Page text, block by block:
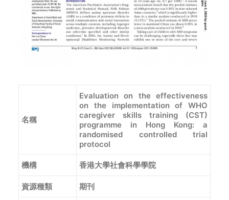
名稱
Evaluation on the effectiveness
on the implementation of WHO
caregiver skills training (CST)
programme in Hong Kong: a
randomised controlled trial
protocol
機構 香港大學社會科學學院
資源種類 期刊